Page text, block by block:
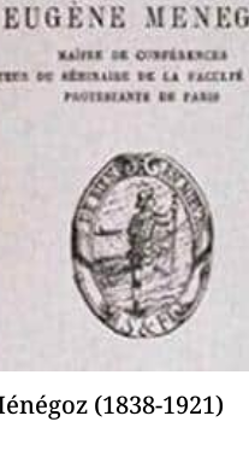
(1838-1921)